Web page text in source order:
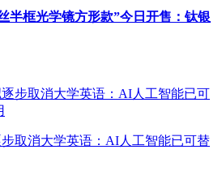
半框光学镜方形款”今日开售：钛银
取消大学英语：AI人工智能已可替